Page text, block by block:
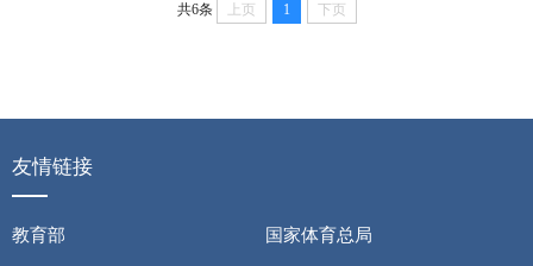
共6条 上页 1 下页
友情链接
教育部
国家体育总局